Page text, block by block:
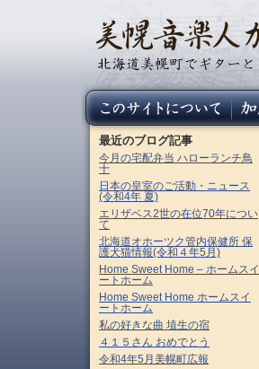
最近のブログ記事
今月の宅配弁当 ハローランチ鳥
十
日本の皇室のご活動・ニュース
(令和4年 夏)
エリザベス2世の在位70年につい
て
北海道オホーツク管内保健所 保
護犬猫情報(令和４年5月)
Home Sweet Home – ホームスイ
ートホーム
Home Sweet Home ホームスイ
ートホーム
私の好きな曲 埴生の宿
４１５さん おめでとう
令和4年5月美幌町広報